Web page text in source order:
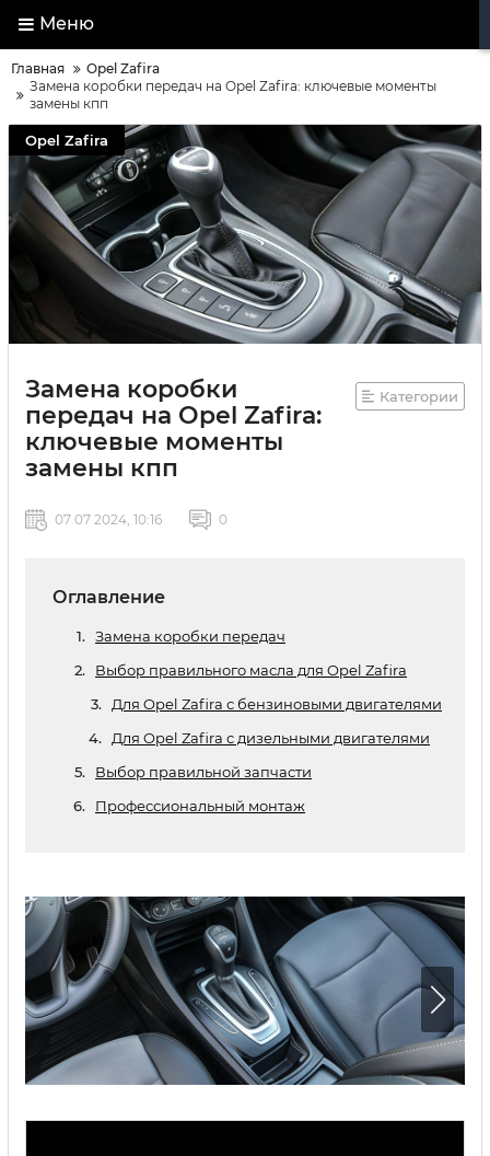
Меню
Главная
Opel Zafira
Замена коробки передач на Opel Zafira: ключевые моменты
замены кпп
Opel Zafira
Замена коробки
передач на Opel Zafira:
ключевые моменты
замены кпп
Категории
07 07 2024, 10:16 0
Оглавление
Замена коробки передач
Выбор правильного масла для Opel Zafira
Для Opel Zafira с бензиновыми двигателями
Для Opel Zafira с дизельными двигателями
Выбор правильной запчасти
Профессиональный монтаж